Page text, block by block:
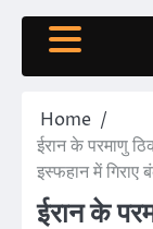
Home
ईरान के परमाणु
इस्फहान में गिराए
ईरान के